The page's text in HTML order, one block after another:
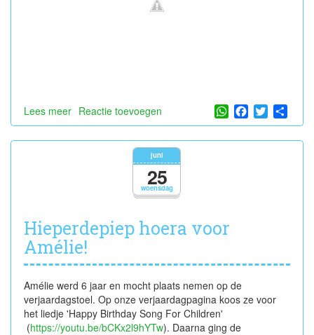
Lees meer over
Vol
vertrouwen
leerjaar...
Reactie toevoegen WhatsApp
Facebook
Twitter
woensdag
juni
25
Hieperdepiep hoera voor
Amélie!
Amélie werd 6 jaar en mocht plaats nemen op de
verjaardagstoel. Op onze verjaardagpagina koos ze voor
het liedje 'Happy Birthday Song For Children'
(https://youtu.be/bCKx2l9hYTw). Daarna ging de